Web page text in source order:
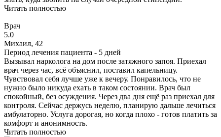
Читать полностью
Врач
5.0
Михаил, 42
Период лечения пациента - 5 дней
Вызывал нарколога на дом после затяжного запоя. Приехал
врач через час, всё объяснил, поставил капельницу.
Чувствовал себя лучше уже к вечеру. Понравилось, что не
нужно было никуда ехать в таком состоянии. Врач был
спокойный, без осуждения. Через два дня ещё раз приехал для
контроля. Сейчас держусь неделю, планирую дальше лечиться
амбулаторно. Услуга дорогая, но когда плохо - готов платить за
комфорт и анонимность.
Читать полностью